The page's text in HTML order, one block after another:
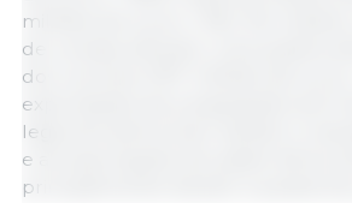
milhões de euros, +5%). No
de cereais sofreram uma quebra
dos volumes (767 milhões de euros,
exportações de preparações de
legumes diminuíram devido à
e as exportações de azeite
principalmente devido à queda dos